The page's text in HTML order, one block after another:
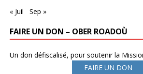
« Juil Sep »
FAIRE UN DON – OBER ROADOÙ
Un don défiscalisé, pour soutenir la
FAIRE UN DON